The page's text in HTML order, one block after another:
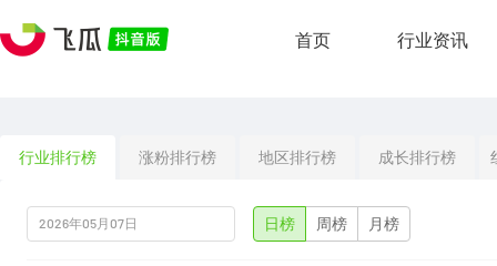
首页 行业资讯
行业排行榜 涨粉排行榜 地区排行榜 成长排行榜
日榜 周榜 月榜